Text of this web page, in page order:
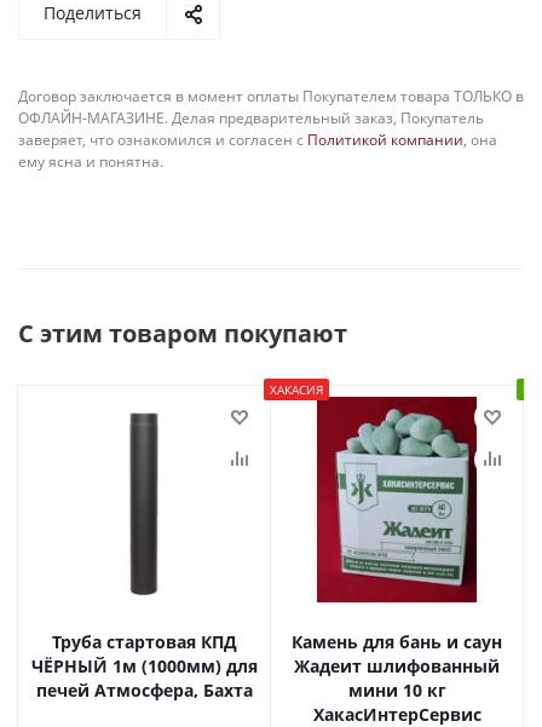
Поделиться
Договор заключается в момент оплаты Покупателем товара ТОЛЬКО в
ОФЛАЙН-МАГАЗИНЕ. Делая предварительный заказ, Покупатель
заверяет, что ознакомился и согласен с Политикой компании, она
ему ясна и понятна.
С этим товаром покупают
Труба стартовая КПД
ЧЁРНЫЙ 1м (1000мм) для
печей Атмосфера, Бахта
ХАКАСИЯ
Камень для бань и саун
Жадеит шлифованный
мини 10 кг
ХакасИнтерСервис
В